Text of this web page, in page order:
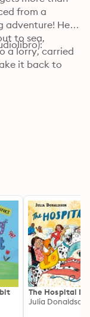
from a
adventure! He's
to sea,
a lorry, carried
it back to
The Hospital
Julia Donaldson